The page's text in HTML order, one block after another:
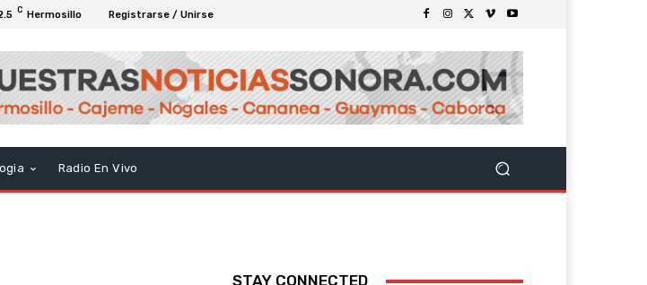
C Hermosillo Registrarse / Unirse
Radio En Vivo
STAY CONNECTED